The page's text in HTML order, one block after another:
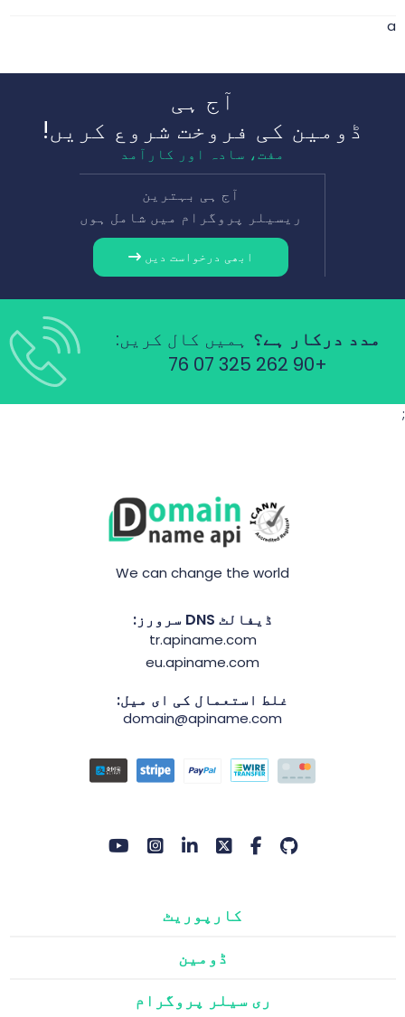
a
آج ہی
ڈومین کی فروخت شروع کریں!
مفت، سادہ اور کارآمد
آج ہی بہترین
ریسیلر پروگرام میں شامل ہوں
ابھی درخواست دیں
مدد درکار ہے؟ ہمیں کال کریں:
+90 262 325 07 76
;
We can change the world
ڈیفالٹ DNS سرورز:
tr.apiname.com
eu.apiname.com
غلط استعمال کی ای میل:
domain@apiname.com
کارپوریٹ
ڈومین
ری سیلر پروگرام